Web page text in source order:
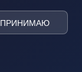
ПРИНИМАЮ